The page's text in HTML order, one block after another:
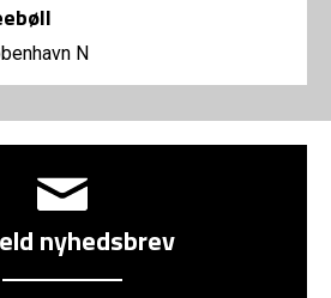
N
nyhedsbrev